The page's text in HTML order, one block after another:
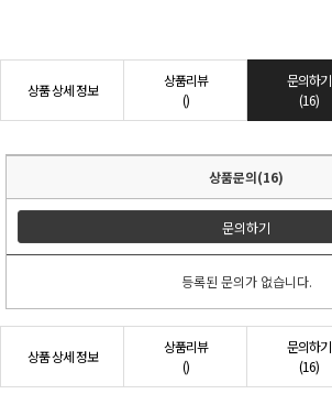
상품 상세 정보
상품리뷰
()
문의하기
(16)
상품문의(16)
문의하기
등록된 문의가 없습니다.
상품 상세 정보
상품리뷰
()
문의하기
(16)